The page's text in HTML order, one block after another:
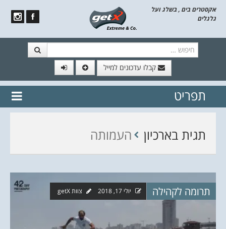
אקסטרים בים , בשלג ועל
גלגלים
קבלו עדכונים למייל
// הצטרף לרשימת תפוצה!
נשמח
לשלוח לך עדכונים חמים מהאתר
תפריט
דלג לתוכן
תגית בארכיון העמותה
תרומה לקהילה יולי 17, 2018 צוות getX